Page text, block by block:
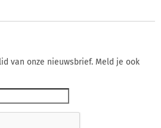
van onze nieuwsbrief. Meld je ook